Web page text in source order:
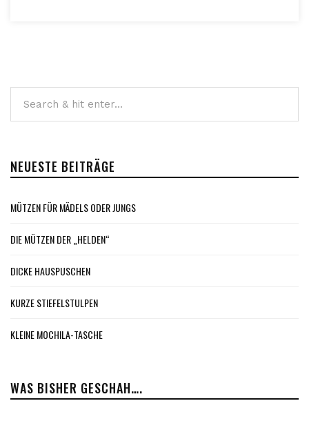
NEUESTE BEITRÄGE
MÜTZEN FÜR MÄDELS ODER JUNGS
DIE MÜTZEN DER „HELDEN“
DICKE HAUSPUSCHEN
KURZE STIEFELSTULPEN
KLEINE MOCHILA-TASCHE
WAS BISHER GESCHAH….